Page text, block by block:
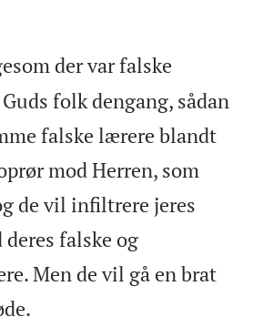
der var falske
folk dengang, sådan
falske lærere blandt
mod Herren, som
de vil infiltrere jeres
falske og
Men de vil gå en brat